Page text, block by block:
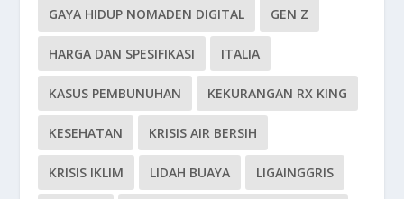
GAYA HIDUP NOMADEN DIGITAL GEN Z
HARGA DAN SPESIFIKASI ITALIA
KASUS PEMBUNUHAN KEKURANGAN RX KING
KESEHATAN KRISIS AIR BERSIH
KRISIS IKLIM LIDAH BUAYA LIGAINGGRIS